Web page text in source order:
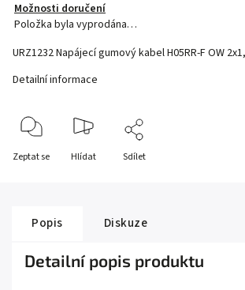
Možnosti doručení
Položka byla vyprodána…
URZ1232 Napájecí gumový kabel H05RR-F OW
Detailní informace
Zeptat se Hlídat Sdílet
Popis Diskuze
Detailní popis produktu